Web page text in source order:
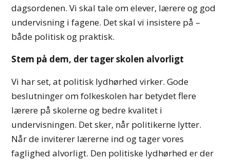
dagsordenen. Vi skal tale om elever, lærere og god
undervisning i fagene. Det skal vi insistere på –
både politisk og praktisk.
Stem på dem, der tager skolen alvorligt
Vi har set, at politisk lydhørhed virker. Gode
beslutninger om folkeskolen har betydet flere
lærere på skolerne og bedre kvalitet i
undervisningen. Det sker, når politikerne lytter.
Når de inviterer lærerne ind og tager vores
faglighed alvorligt. Den politiske lydhørhed er der